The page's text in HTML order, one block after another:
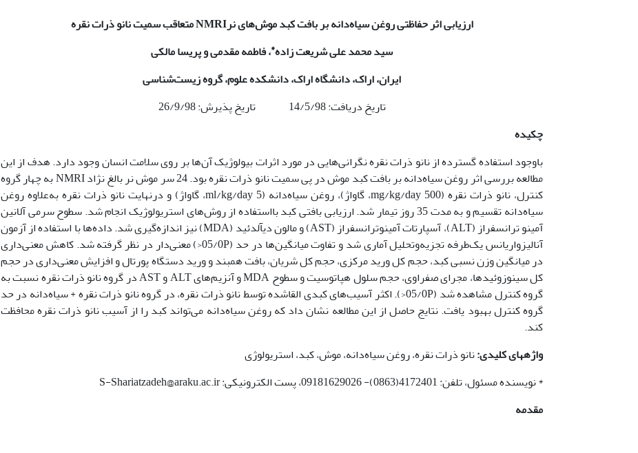
ارزیابی اثر حفاظتی روغن سیاه‌دانه بر بافت کبد موش‌هاینرNMRIمتعاقب سمیت نانو ذرات نقره
سید محمدعلی شریعت زاده*، فاطمه مقدمی و پریسا مالکی
ایران، اراک، دانشگاه اراک، دانشکده علوم، گروه زیست‌شناسی
تاریخ دریافت: 14/5/98 تاریخ پذیرش: 26/9/98
چکیده
باوجود استفاده گسترده از نانو ذرات نقره نگرانی‌هایی در مورد اثرات بیولوژیک آن‌ها بر روی سلامت انسان وجود دارد. هدف از این
مطالعه بررسی اثر روغن سیاه‌دانه بر بافت کبد موش در پی سمیت نانو ذرات نقره بود. 24 سر موش نر بالغ نژاد NMRI به چهار گروه
کنترل، نانو ذرات نقره (mg/kg/day 500، گاواژ)، روغن سیاه‌دانه (ml/kg/day 5، گاواژ) و درنهایت نانو ذرات نقره به‌علاوه روغن
سیاه‌دانه تقسیم و به ‌مدت 35 روز تیمار شد. ارزیابی بافتی کبد بااستفاده از روش‌های استریولوژیک انجام شد. سطوح سرمی آلانین
آمینو ترانسفراز (ALT)، آسپارتات آمینوترانسفراز (AST) و مالون‌ دی­آلدئید (MDA) نیز اندازه‌گیری شد. داده‌ها با استفاده از آزمون
آنالیزواریانس یک‌طرفه تجزیه‌وتحلیل آماری شد و تفاوت میانگین‌ها در حد (05/0P<) معنی‌دار در نظر گرفته شد. کاهش معنی‌داری
در میانگین وزن نسبی کبد، حجم کل ورید مرکزی، حجم کل شریان، بافت همبند و ورید دستگاه پورتال و افزایش معنی‌داری در حجم
کل سینوزوئیدها، مجرای صفراوی، حجم سلول هپاتوسیت و سطوح MDA و آنزیم‌های ALT و AST در گروه نانو ذرات نقره نسبت به
گروه‌ کنترل مشاهده شد (05/0P<). اکثر آسیب‌های کبدی القاشده توسط نانو ذرات نقره، در گروه نانو ذرات نقره + سیاه‌دانه در حد
گروه کنترل بهبود یافت. نتایج حاصل از این مطالعه نشان داد که روغن سیاه‌دانه می‌تواند کبد را از آسیب نانو ذرات نقره محافظت
کند.
واژه­های کلیدی:نانو ذرات نقره، روغن سیاه‌دانه، موش، کبد، استریولوژی
* نویسنده مسئول، تلفن: 4172401(0863)- 09181629026، پست الکترونیکی: S-Shariatzadeh@araku.ac.ir
مقدمه